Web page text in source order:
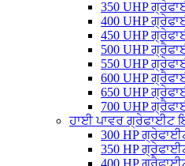
350 UHP
400 UHP
450 UHP
500 UHP
550 UHP
600 UHP
650 UHP
700 UHP
ਹਾਈ ਪਾਵਰ ਗ੍ਰੇਫਾਈਟ
300 HP
350 HP